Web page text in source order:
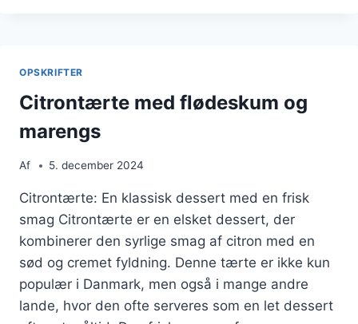
OPSKRIFTER
Citrontærte med flødeskum og
marengs
Af 5. december 2024
Citrontærte: En klassisk dessert med en frisk
smag Citrontærte er en elsket dessert, der
kombinerer den syrlige smag af citron med en
sød og cremet fyldning. Denne tærte er ikke kun
populær i Danmark, men også i mange andre
lande, hvor den ofte serveres som en let dessert